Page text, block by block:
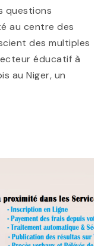
questions
au centre des
des multiples
éducatif à
au Niger, un